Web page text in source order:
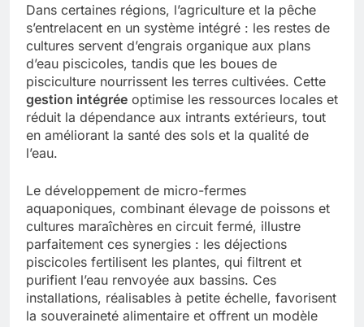
Dans certaines régions, l’agriculture et la pêche
s’entrelacent en un système intégré : les restes de
cultures servent d’engrais organique aux plans
d’eau piscicoles, tandis que les boues de
pisciculture nourrissent les terres cultivées. Cette
gestion intégrée optimise les ressources locales et
réduit la dépendance aux intrants extérieurs, tout
en améliorant la santé des sols et la qualité de
l’eau.
Le développement de micro-fermes
aquaponiques, combinant élevage de poissons et
cultures maraîchères en circuit fermé, illustre
parfaitement ces synergies : les déjections
piscicoles fertilisent les plantes, qui filtrent et
purifient l’eau renvoyée aux bassins. Ces
installations, réalisables à petite échelle, favorisent
la souveraineté alimentaire et offrent un modèle